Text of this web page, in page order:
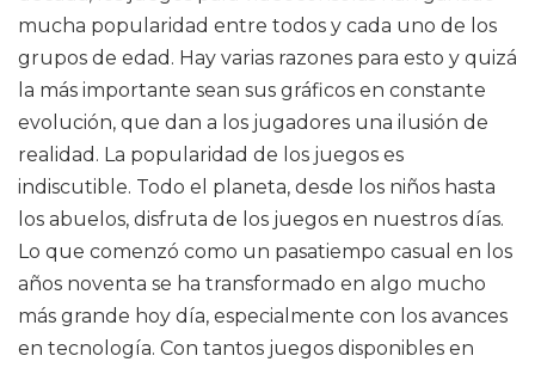
mucha popularidad entre todos y cada uno de los
grupos de edad. Hay varias razones para esto y quizá
la más importante sean sus gráficos en constante
evolución, que dan a los jugadores una ilusión de
realidad. La popularidad de los juegos es
indiscutible. Todo el planeta, desde los niños hasta
los abuelos, disfruta de los juegos en nuestros días.
Lo que comenzó como un pasatiempo casual en los
años noventa se ha transformado en algo mucho
más grande hoy día, especialmente con los avances
en tecnología. Con tantos juegos disponibles en